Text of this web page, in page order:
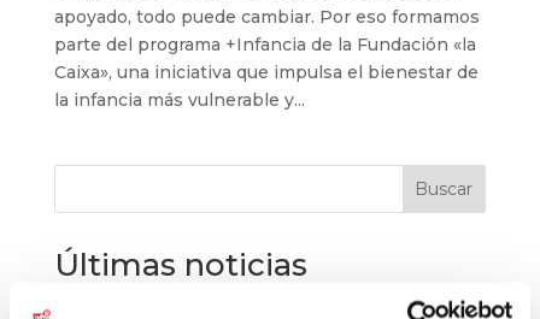
apoyado, todo puede cambiar. Por eso formamos
parte del programa +Infancia de la Fundación «la
Caixa», una iniciativa que impulsa el bienestar de
la infancia más vulnerable y...
Buscar
Últimas noticias
El baloncesto de Balia cierra la temporada con